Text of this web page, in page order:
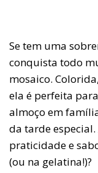
Se tem uma
conquista todo
mosaico.
ela é perfeita
almoço em
da tarde
praticidade e
(ou na gelatina!)?